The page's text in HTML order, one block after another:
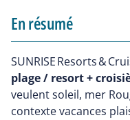
En résumé
SUNRISE Resorts &
plage / resort +
veulent soleil, mer
contexte vacances